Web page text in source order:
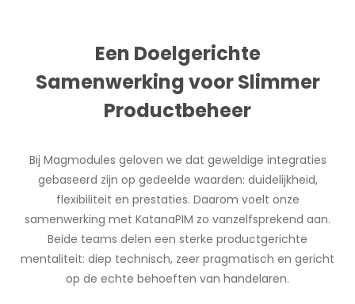
Een Doelgerichte
Samenwerking voor Slimmer
Productbeheer
Bij Magmodules geloven we dat geweldige integraties
gebaseerd zijn op gedeelde waarden: duidelijkheid,
flexibiliteit en prestaties. Daarom voelt onze
samenwerking met KatanaPIM zo vanzelfsprekend aan.
Beide teams delen een sterke productgerichte
mentaliteit: diep technisch, zeer pragmatisch en gericht
op de echte behoeften van handelaren.